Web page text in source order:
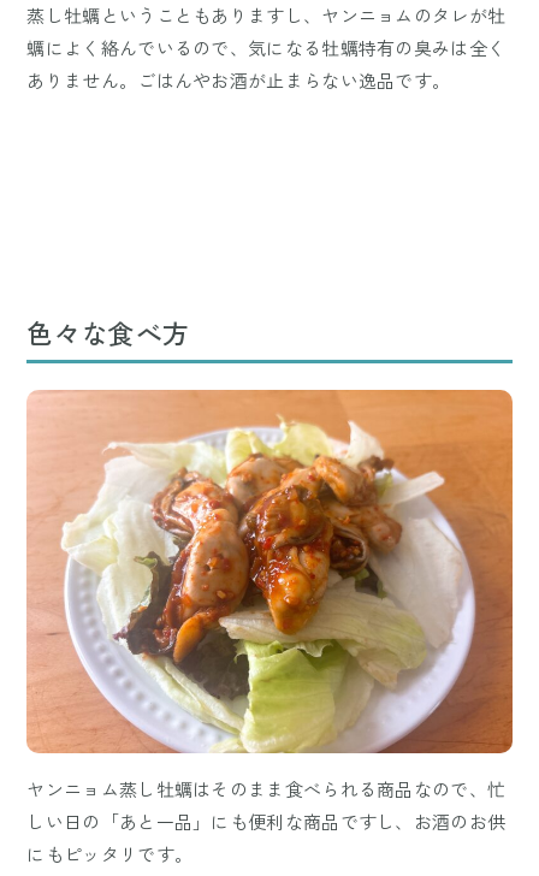
蒸し牡蠣ということもありますし、ヤンニョムのタレが牡
蠣によく絡んでいるので、気になる牡蠣特有の臭みは全く
ありません。ごはんやお酒が止まらない逸品です。
色々な食べ方
ヤンニョム蒸し牡蠣はそのまま食べられる商品なので、忙
しい日の「あと一品」にも便利な商品ですし、お酒のお供
にもピッタリです。